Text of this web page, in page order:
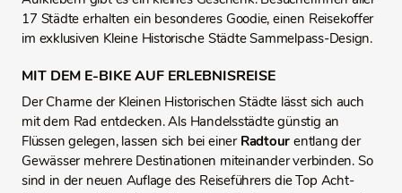
17 Städte erhalten ein besonderes Goodie, einen Reisekoffer
im exklusiven Kleine Historische Städte Sammelpass-Design.
MIT DEM E-BIKE AUF ERLEBNISREISE
Der Charme der Kleinen Historischen Städte lässt sich auch
mit dem Rad entdecken. Als Handelsstädte günstig an
Flüssen gelegen, lassen sich bei einer Radtour entlang der
Gewässer mehrere Destinationen miteinander verbinden. So
sind in der neuen Auflage des Reiseführers die Top Acht-